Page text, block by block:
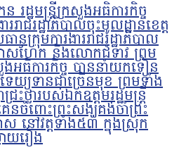
ដ្ឋមន្រ្តីក្រសួងអធិការកិច្ច
រាជរដ្ឋាភិបាលចុះមូលដ្ឋានខេត្ត
នក្រុមការងាររាជរដ្ឋាភិបាល
ាសហែក និងលោកជំទាវ ព្រម
ងអធិការកិច្ច បាននាំយកទៀន
យ្យទានជាច្រើនមុខ ព្រមទាំង
ះថ្លារបស់ឯកឧត្តមរដ្ឋមន្រ្តី
នចំពោះព្រះសង្ឃគង់ចាំព្រះ
នៅវត្តទាំង៥៣ ក្នុងស្រុក
ាយរៀង